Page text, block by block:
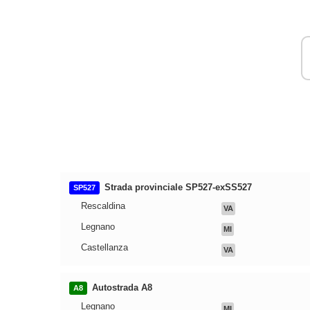
SP527
Strada provinciale SP527-exSS527
Rescaldina
VA
Legnano MI
Castellanza VA
A8
Autostrada A8
Legnano